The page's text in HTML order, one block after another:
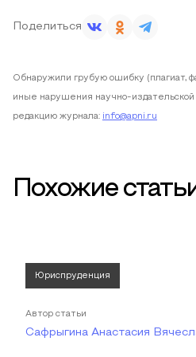
Поделиться
Обнаружили грубую ошибку (плагиат,
иные нарушения научно-
редакцию журнала: info@apni.ru
Похожие
Юриспруденция
Автор статьи
Сафрыгина Анастасия